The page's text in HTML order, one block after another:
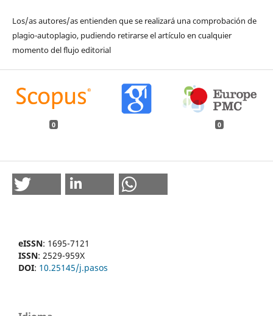
Los/as autores/as entienden que se realizará una comprobación de
plagio-autoplagio, pudiendo retirarse el artículo en cualquier
momento del flujo editorial
0 0
eISSN: 1695-7121
ISSN: 2529-959X
DOI: 10.25145/j.pasos